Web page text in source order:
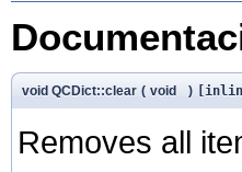
void QCDict::clear ( void )
Removes all